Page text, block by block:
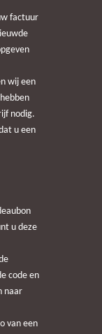
factuur
wij een
nodig.
u een
u deze
code en
naar
van een